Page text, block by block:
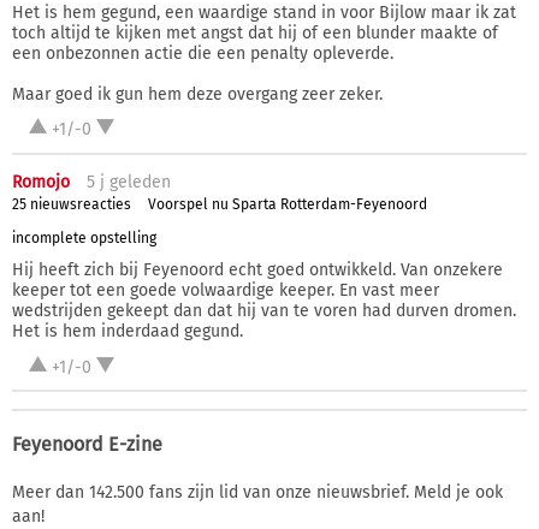
Het is hem gegund, een waardige stand in voor Bijlow maar ik zat
toch altijd te kijken met angst dat hij of een blunder maakte of
een onbezonnen actie die een penalty opleverde.
Maar goed ik gun hem deze overgang zeer zeker.
+1/-0
Romojo 5 j geleden
25 nieuwsreacties
Voorspel nu Sparta Rotterdam-Feyenoord
incomplete opstelling
Hij heeft zich bij Feyenoord echt goed ontwikkeld. Van onzekere
keeper tot een goede volwaardige keeper. En vast meer
wedstrijden gekeept dan dat hij van te voren had durven dromen.
Het is hem inderdaad gegund.
+1/-0
Feyenoord E-zine
Meer dan 142.500 fans zijn lid van onze nieuwsbrief. Meld je ook
aan!